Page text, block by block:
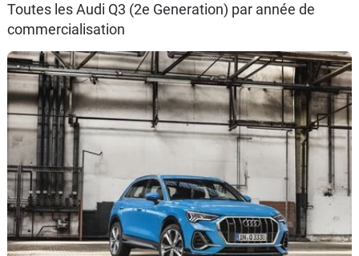
Toutes les Audi Q3 (2e Generation) par année de
commercialisation